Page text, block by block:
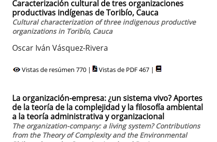
Caracterización cultural de tres organizaciones
productivas indígenas de Toribío, Cauca
Cultural characterization of three indigenous productive
organizations in Toribío, Cauca
Oscar Iván Vásquez-Rivera
Vistas de resúmen 770 | Vistas de PDF 467 |
La organización-empresa: ¿un sistema vivo? Aportes
de la teoría de la complejidad y la filosofía ambiental
a la teoría administrativa y organizacional
The organization-company: a living system? Contributions
from the Theory of Complexity and the Environmental